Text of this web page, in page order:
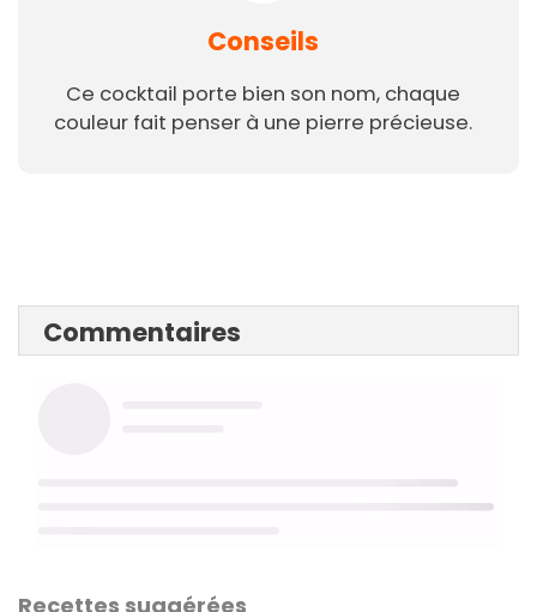
Conseils
Ce cocktail porte bien son nom, chaque
couleur fait penser à une pierre précieuse.
Commentaires
Recettes suggérées